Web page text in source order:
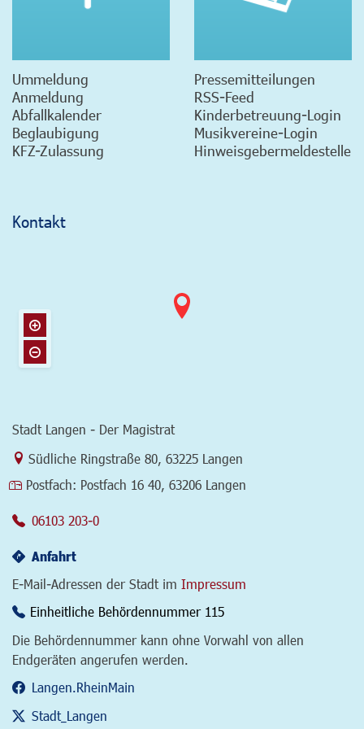
Ummeldung
Anmeldung
Abfallkalender
Beglaubigung
KFZ-Zulassung
Pressemitteilungen
RSS-Feed
Kinderbetreuung-Login
Musikvereine-Login
Hinweisgebermeldestelle
Kontakt
Stadt Langen - Der Magistrat
Link zur Google-Maps Navigation
Südliche Ringstraße 80 63225 Langen
Postfach: Postfach 16 40, 63206 Langen
06103 203-0
Anfahrt
E-Mail-Adressen der Stadt im Impressum
Einheitliche Behördennummer 115
Die Behördennummer kann ohne Vorwahl von allen
Endgeräten angerufen werden.
Langen.RheinMain
Stadt_Langen